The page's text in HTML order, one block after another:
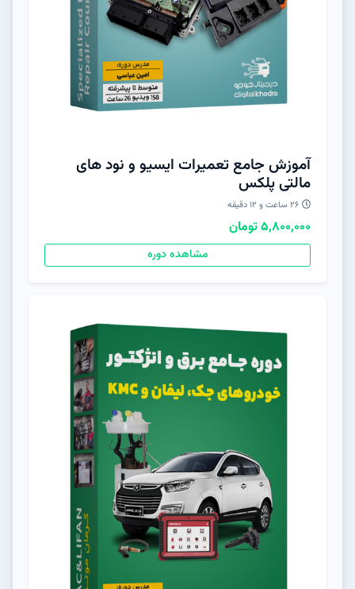
آموزش جامع تعمیرات ایسیو و نود های
مالتی پلکس
۲۶ ساعت و ۱۲ دقیقه
5,800,000 تومان
مشاهده دوره